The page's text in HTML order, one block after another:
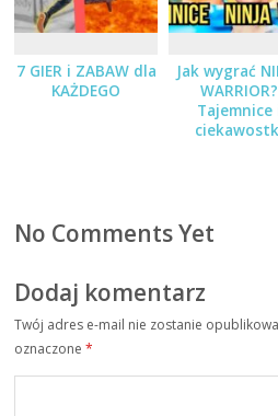
7 GIER i ZABAW dla
KAŻDEGO
Jak wygrać
WARRIOR?
Tajemnice
No Comments Yet
Dodaj komentarz
Twój adres e-mail nie zostanie
oznaczone*